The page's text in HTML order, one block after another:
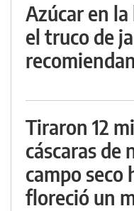
Azúcar en
el truco de
Tiraron 12
cáscaras de
campo seco
floreció un